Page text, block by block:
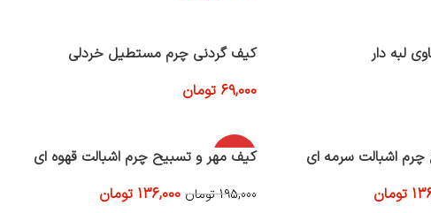
لبه دار
کیف گردنی چرم مستطیل خردلی
69,000 تومان
اشبالت سرمه ای
تومان
-30%
کیف مهر و تسبیح چرم اشبالت قهوه ای
195,000 تومان 136,000 تومان